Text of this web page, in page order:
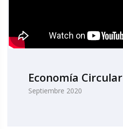
Economía Circular
Septiembre 2020